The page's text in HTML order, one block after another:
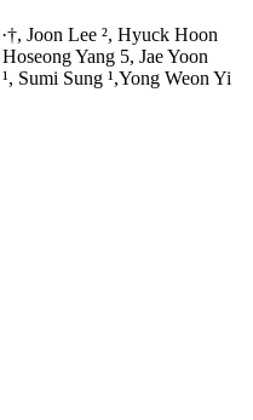
Joon Lee ², Hyuck Hoon
Yang 5, Jae Yoon
Sumi Sung ¹,Yong Weon Yi